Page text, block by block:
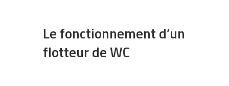
Le fonctionnement d’un
flotteur de WC